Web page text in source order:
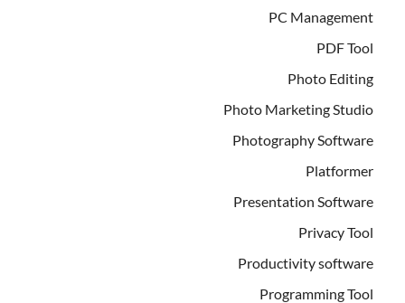
PC Management
PDF Tool
Photo Editing
Photo Marketing Studio
Photography Software
Platformer
Presentation Software
Privacy Tool
Productivity software
Programming Tool